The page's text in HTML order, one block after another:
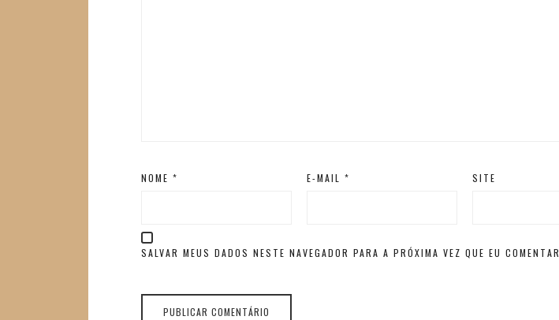
NOME* E-MAIL * SITE
SALVAR MEUS DADOS NESTE NAVEGADOR PARA A PRÓXIMA VEZ QUE EU COMENTAR.